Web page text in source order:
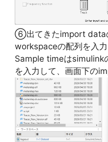
⑥出てきたimport data
workspaceの配列を入
Sample timeはsimulink
を入力して、画面下の